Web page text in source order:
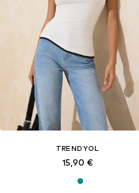
TRENDYOL
15,90 €